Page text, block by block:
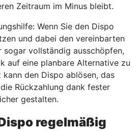
Zeitraum im Minus bleibt.
Wenn Sie den Dispo
und dabei den vereinbarten
vollständig ausschöpfen,
auf eine planbare Alternative zu
den Dispo ablösen, das
Rückzahlung dank fester
gestalten.
regelmäßig